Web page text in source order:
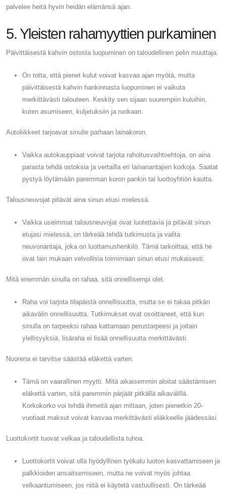
palvelee heitä hyvin heidän elämänsä ajan.
5. Yleisten rahamyyttien purkaminen
Päivittäisestä kahvin ostosta luopuminen on taloudellinen pelin muuttaja.
On totta, että pienet kulut voivat kasvaa ajan myötä, mutta
päivittäisestä kahvin hankinnasta luopuminen ei vaikuta
merkittävästi talouteen. Keskity sen sijaan suurempiin kuluihin,
kuten asumiseen, kuljetuksiin ja ruokaan.
Autoliikkeet tarjoavat sinulle parhaan lainakoron.
Vaikka autokauppiaat voivat tarjota rahoitusvaihtoehtoja, on aina
parasta tehdä ostoksia ja vertailla eri lainanantajien korkoja. Saatat
pystyä löytämään paremman koron pankin tai luottoyhtiön kautta.
Talousneuvojat pitävät aina sinun etusi mielessä.
Vaikka useimmat talousneuvojat ovat luotettavia ja pitävät sinun
etujasi mielessä, on tärkeää tehdä tutkimusta ja valita
neuvonantaja, joka on luottamushenkilö. Tämä tarkoittaa, että he
ovat lain mukaan velvollisia toimimaan sinun etusi mukaisesti.
Mitä enemmän sinulla on rahaa, sitä onnellisempi olet.
Raha voi tarjota tilapäistä onnellisuutta, mutta se ei takaa pitkän
aikavälin onnellisuutta. Tutkimukset ovat osoittaneet, että kun
sinulla on tarpeeksi rahaa kattamaan perustarpeesi ja joitain
ylellisyyksiä, lisäraha ei lisää onnellisuutta merkittävästi.
Nuorena ei tarvitse säästää eläkettä varten.
Tämä on vaarallinen myytti. Mitä aikaisemmin aloitat säästämisen
eläkettä varten, sitä paremmin pärjäät pitkällä aikavälillä.
Korkokorko voi tehdä ihmeitä ajan mittaan, joten pienetkin 20-
vuotiaat maksut voivat kasvaa merkittävästi eläkkeelle jäädessäsi.
Luottokortit tuovat velkaa ja taloudellista tuhoa.
Luottokortit voivat olla hyödyllinen työkalu luoton kasvattamiseen ja
palkkioiden ansaitsemiseen, mutta ne voivat myös johtaa
velkaantumiseen, jos niitä ei käytetä vastuullisesti. On tärkeää